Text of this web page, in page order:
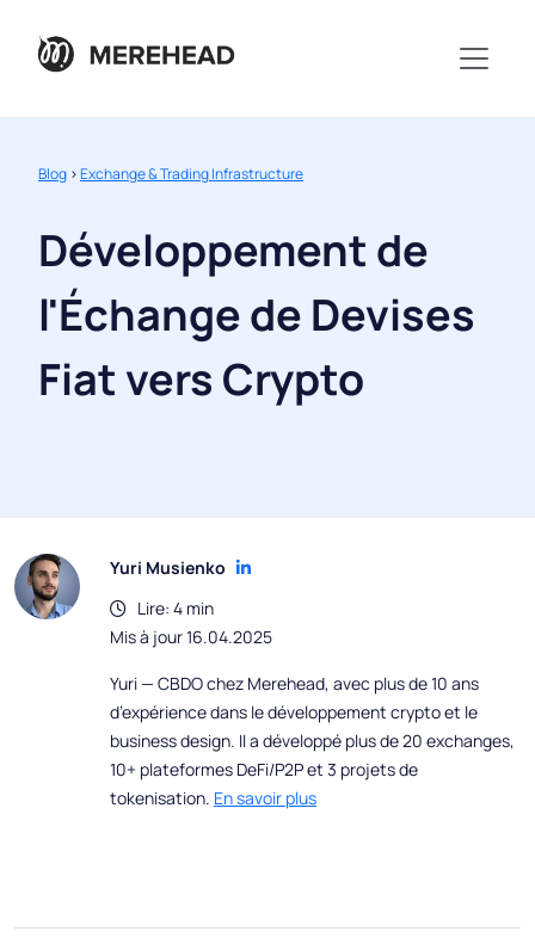
Blog >Exchange & Trading Infrastructure
Développement de
l'Échange de Devises
Fiat vers Crypto
Yuri Musienko
Lire: 4 min
Mis à jour 16.04.2025
Yuri — CBDO chez Merehead, avec plus de 10 ans
d’expérience dans le développement crypto et le
business design. Il a développé plus de 20 exchanges,
10+ plateformes DeFi/P2P et 3 projets de
tokenisation. En savoir plus